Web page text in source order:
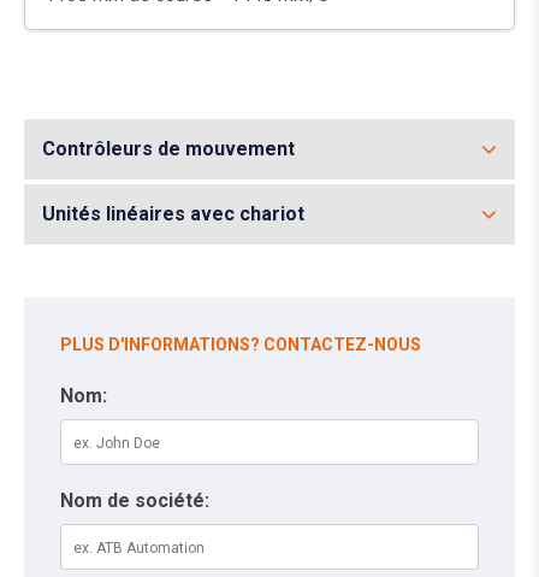
Contrôleurs de mouvement
Unités linéaires avec chariot
PLUS D'INFORMATIONS? CONTACTEZ-NOUS
Nom:
Nom de société: